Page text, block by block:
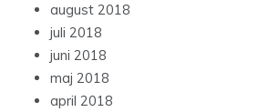
august 2018
juli 2018
juni 2018
maj 2018
april 2018